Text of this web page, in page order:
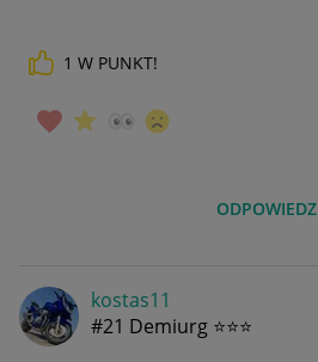
1 W PUNKT!
ODPOWIEDZ
kostas11
#21 Demiurg ⭐⭐⭐